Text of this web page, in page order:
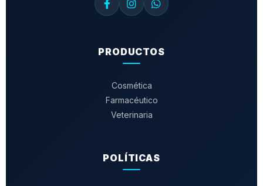
PRODUCTOS
Cosmética
Farmacéutico
Veterinaria
POLÍTICAS